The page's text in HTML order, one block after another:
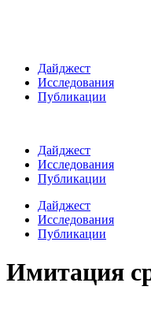
Дайджест
Исследования
Публикации
Дайджест
Исследования
Публикации
Дайджест
Исследования
Публикации
Имитация